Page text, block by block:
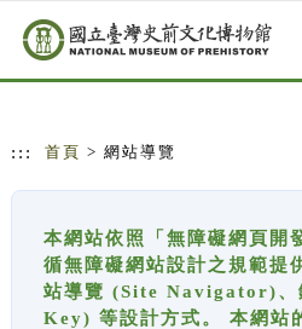
跳到主要內容
網站導覽
::: 首頁 > 網站導覽
本網站依照「無障礙網頁開
循無障礙網站設計之規範提
站導覽 (Site Navigator)、
Key) 等設計方式。 本網站